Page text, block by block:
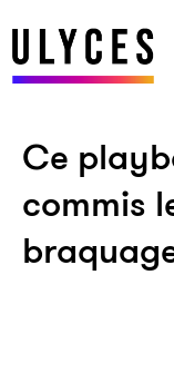
Ce
commis